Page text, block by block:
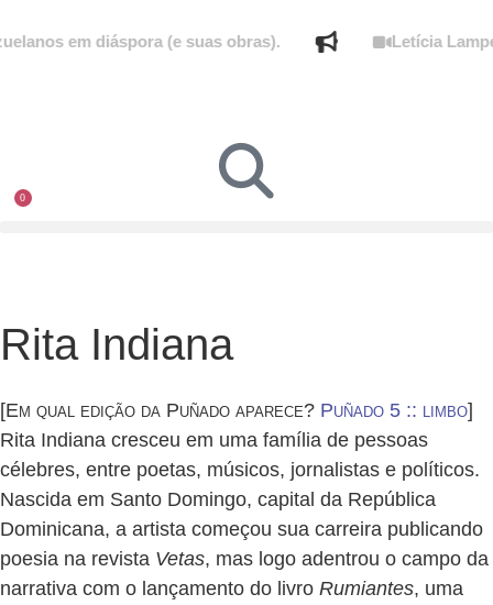
em diáspora (e suas obras). Letícia
0
Rita Indiana
[Em qual edição da Puñado aparece? Puñado 5 :: limbo]
Rita Indiana cresceu em uma família de pessoas
célebres, entre poetas, músicos, jornalistas e políticos.
Nascida em Santo Domingo, capital da República
Dominicana, a artista começou sua carreira publicando
poesia na revista Vetas, mas logo adentrou o campo da
narrativa com o lançamento do livro Rumiantes, uma